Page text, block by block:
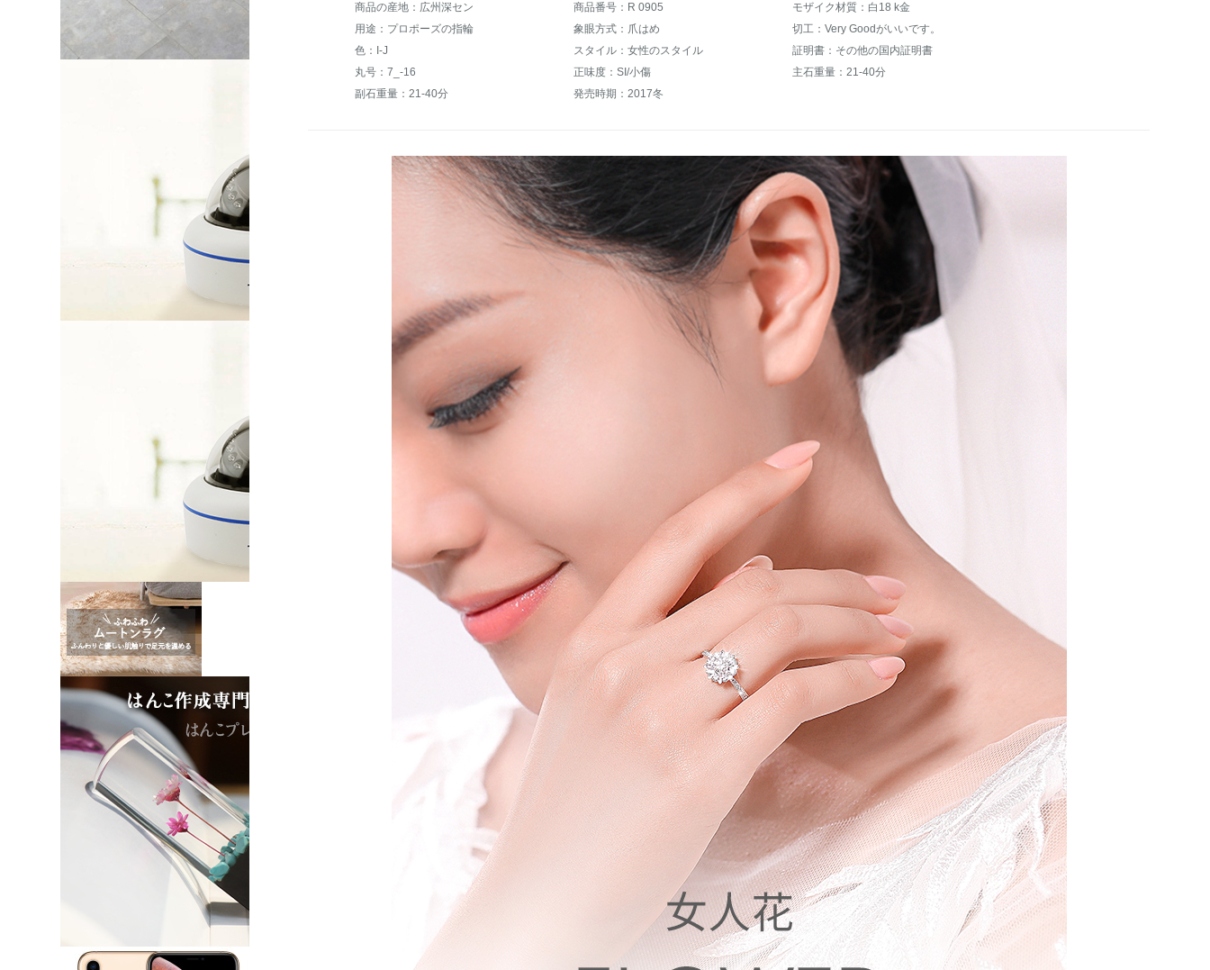
商品の産地：広州深セン
商品番号：R 0905
モザイク材質：白18 k金
用途：プロポーズの指輪
象眼方式：爪はめ
切工：Very Goodがいいです。
色：I-J
スタイル：女性のスタイル
証明書：その他の国内証明書
丸号：7_-16
正味度：SI/小傷
主石重量：21-40分
副石重量：21-40分
発売時期：2017冬